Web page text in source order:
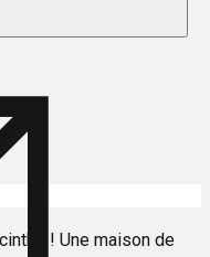
! Une maison de